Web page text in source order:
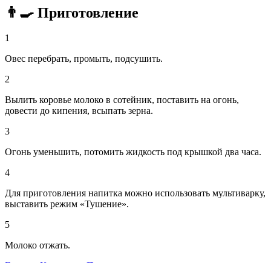
👨‍🍳 Приготовление
1
Овес перебрать, промыть, подсушить.
2
Вылить коровье молоко в сотейник, поставить на огонь,
довести до кипения, всыпать зерна.
3
Огонь уменьшить, потомить жидкость под крышкой два часа.
4
Для приготовления напитка можно использовать мультиварку,
выставить режим «Тушение».
5
Молоко отжать.